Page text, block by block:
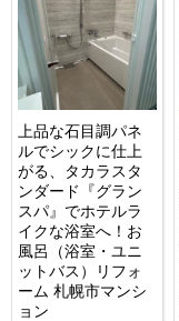
上品な石目調パネ
ルでシックに仕上
がる、タカラスタ
ンダード『グラン
スパ』でホテルラ
イクな浴室へ！お
風呂（浴室・ユニ
ットバス）リフォ
ーム 札幌市マンシ
ョン